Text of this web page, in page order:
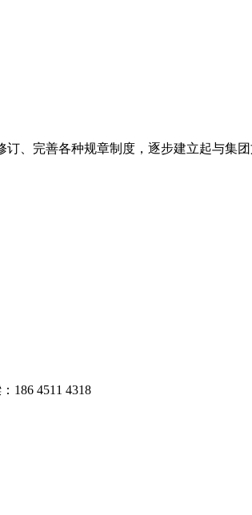
、完善各种规章制度，逐步建立起与集
186 4511 4318